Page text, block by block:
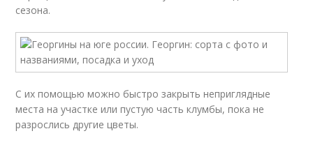
сезона.
С их помощью можно быстро закрыть неприглядные
места на участке или пустую часть клумбы, пока не
разрослись другие цветы.